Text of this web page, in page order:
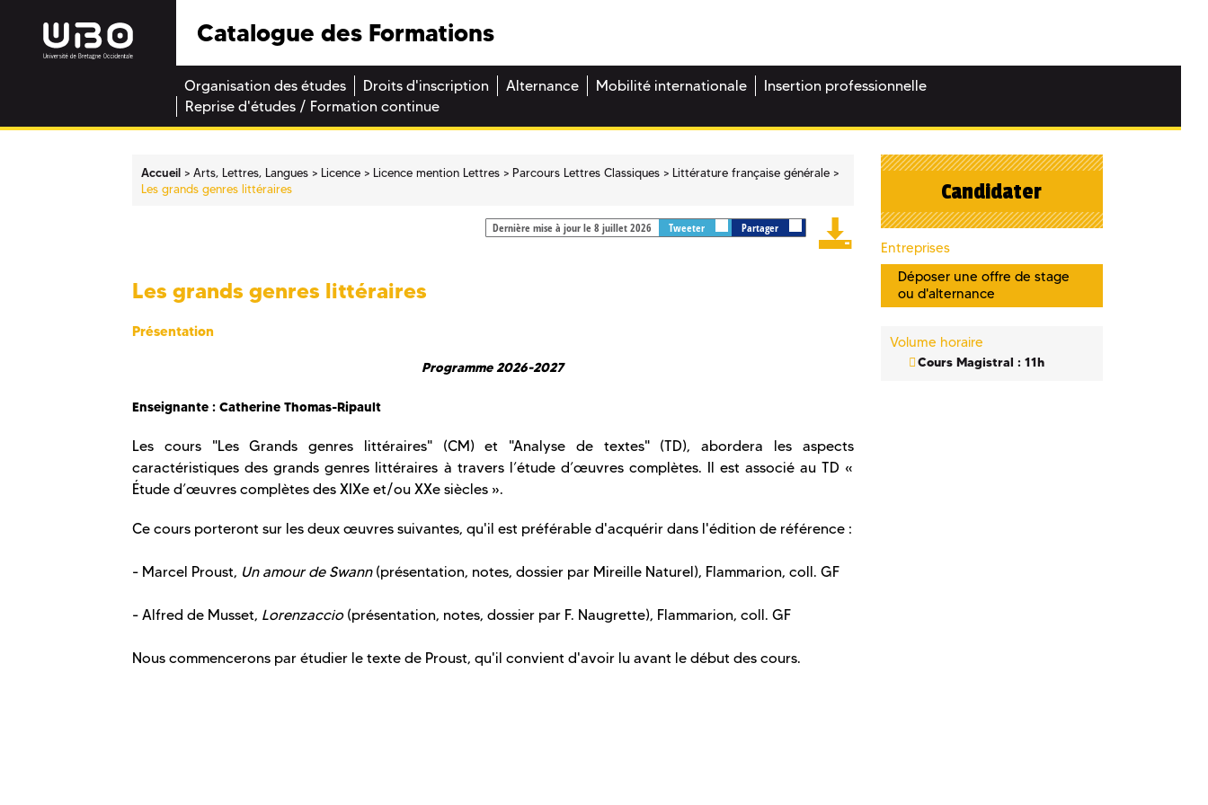
Catalogue des Formations
Organisation des études Droits d'inscription Alternance Mobilité internationale
Insertion professionnelle
Reprise d'études / Formation continue
Accueil Arts, Lettres, Langues Licence Licence mention Lettres Parcours Lettres Classiques
Littérature française générale
Les grands genres littéraires
Dernière mise à jour le 8 juillet 2026 Tweeter Partager
Les grands genres littéraires
Présentation
Programme 2026-2027
Enseignante : Catherine Thomas-Ripault
Les cours "Les Grands genres littéraires" (CM) et "Analyse de textes" (TD), abordera les aspects
caractéristiques des grands genres littéraires à travers l’étude d’œuvres complètes. Il est associé au TD «
Étude d’œuvres complètes des XIXe et/ou XXe siècles ».
Ce cours porteront sur les deux œuvres suivantes, qu'il est préférable d'acquérir dans l'édition de référence :
- Marcel Proust, Un amour de Swann(présentation, notes, dossier par Mireille Naturel), Flammarion, coll. GF
- Alfred de Musset, Lorenzaccio(présentation, notes, dossier par F. Naugrette), Flammarion, coll. GF
Nous commencerons par étudier le texte de Proust, qu'il convient d'avoir lu avant le début des cours.
Candidater
Entreprises
Déposer une offre de stage
ou d'alternance
Volume horaire
Cours Magistral : 11h